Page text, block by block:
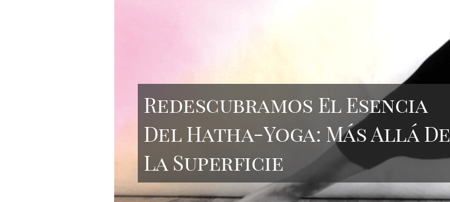
Redescubramos El Esencia
Del Hatha-Yoga: Más Allá De
La Superficie